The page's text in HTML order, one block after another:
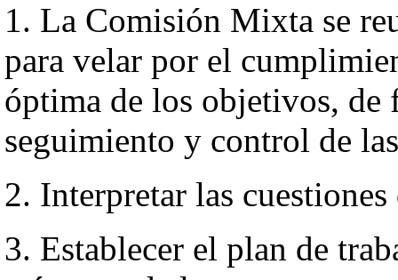
1. La Comisión Mixta se
para velar por el
óptima de los objetivos, de
seguimiento y control de
2. Interpretar las
3. Establecer el plan de